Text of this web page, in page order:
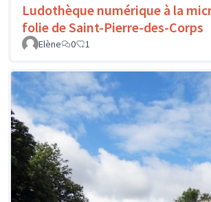
Ludothèque numérique à la
folie de Saint-Pierre-des-Corps
Elène
0 1